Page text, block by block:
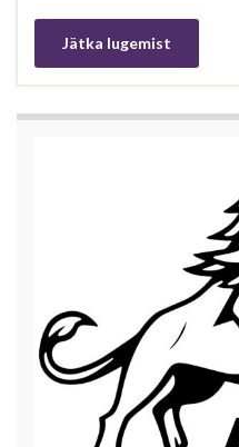
Jätka lugemist